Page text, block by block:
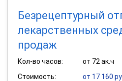
Безрецептурный
лекарственных
продаж
Кол-во часов:
от 72 ак.ч
Стоимость:
от 17 160